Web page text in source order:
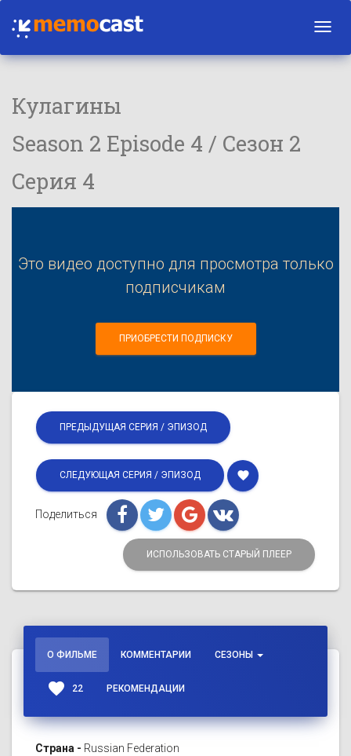
Кулагины
Season 2 Episode 4 / Сезон 2
Серия 4
Это видео доступно для просмотра только
подписчикам
ПРИОБРЕСТИ ПОДПИСКУ
ПРЕДЫДУЩАЯ СЕРИЯ / ЭПИЗОД
СЛЕДУЮЩАЯ СЕРИЯ / ЭПИЗОД favorite
Поделиться
ИСПОЛЬЗОВАТЬ СТАРЫЙ ПЛЕЕР
О ФИЛЬМЕ КОММЕНТАРИИ СЕЗОНЫ
favorite 22 РЕКОМЕНДАЦИИ
Страна - Russian Federation